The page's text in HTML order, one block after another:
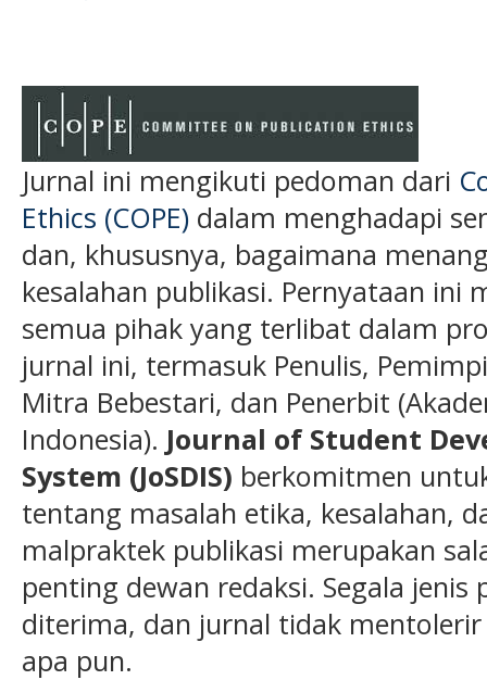
Jurnal ini mengikuti pedoman dari
Ethics (COPE) dalam menghadapi
dan, khususnya, bagaimana
kesalahan publikasi. Pernyataan ini
semua pihak yang terlibat dalam
jurnal ini, termasuk Penulis,
Mitra Bebestari, dan Penerbit
Indonesia). Journal of Student
System (JoSDIS) berkomitmen
tentang masalah etika, kesalahan,
malpraktek publikasi merupakan
penting dewan redaksi. Segala
diterima, dan jurnal tidak
apa pun.